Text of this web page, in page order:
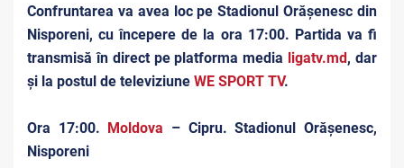
Confruntarea va avea loc pe Stadionul Orășenesc din
Nisporeni, cu începere de la ora 17:00. Partida va fi
transmisă în direct pe platforma media ligatv.md , dar
și la postul de televiziune WE SPORT TV.
Ora 17:00. Moldova – Cipru. Stadionul Orășenesc,
Nisporeni